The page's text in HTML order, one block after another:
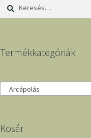
Keresés:
Termékkategóriák
Arcápolás
Kosár